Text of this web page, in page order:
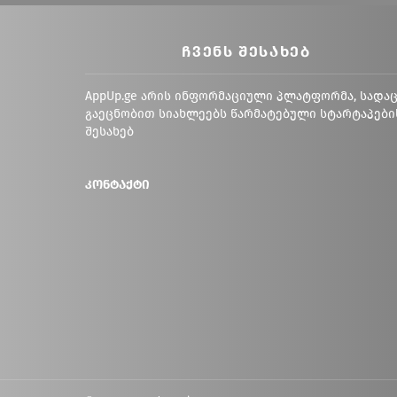
ᲩᲕᲔᲜᲡ ᲨᲔᲡᲐᲮᲔᲑ
AppUp.ge არის ინფორმაციული პლატფორმა, სადაც
გაეცნობით სიახლეებს წარმატებული
შესახებ
კონტაქტი